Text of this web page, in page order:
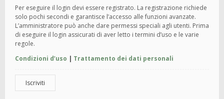
Per eseguire il login devi essere registrato. La registrazione richiede
solo pochi secondi e garantisce l’accesso alle funzioni avanzate.
L’amministratore può anche dare permessi speciali agli utenti. Prima
di eseguire il login assicurati di aver letto i termini d’uso e le varie
regole.
Condizioni d’uso | Trattamento dei dati personali
Iscriviti